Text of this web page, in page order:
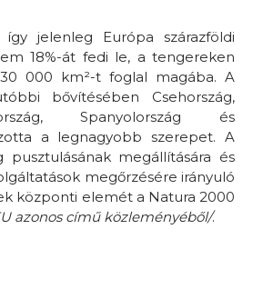
jelenleg Európa szárazföldi
18%-át fedi le, a tengereken
000 km²-t foglal magába. A
bővítésében Csehország,
Spanyolország és
a legnagyobb szerepet. A
pusztulásának megállítására és
megőrzésére irányuló
központi elemét a Natura 2000
azonos című közleményéből/.